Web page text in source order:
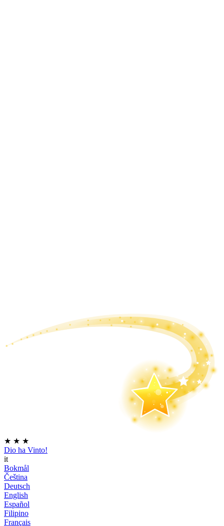
★ ★ ★
Dio ha Vinto!
it
Bokmål
Čeština
Deutsch
English
Español
Filipino
Français